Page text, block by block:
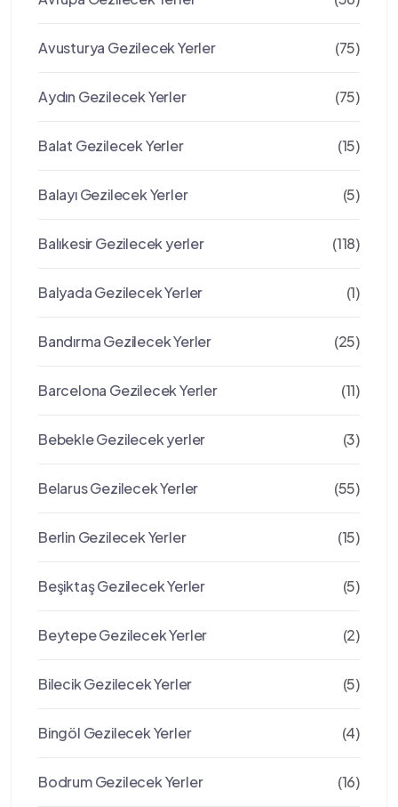
Avusturya Gezilecek Yerler (75)
Aydın Gezilecek Yerler (75)
Balat Gezilecek Yerler (15)
Balayı Gezilecek Yerler (5)
Balıkesir Gezilecek yerler (118)
Balyada Gezilecek Yerler (1)
Bandırma Gezilecek Yerler (25)
Barcelona Gezilecek Yerler (11)
Bebekle Gezilecek yerler (3)
Belarus Gezilecek Yerler (55)
Berlin Gezilecek Yerler (15)
Beşiktaş Gezilecek Yerler (5)
Beytepe Gezilecek Yerler (2)
Bilecik Gezilecek Yerler (5)
Bingöl Gezilecek Yerler (4)
Bodrum Gezilecek Yerler (16)